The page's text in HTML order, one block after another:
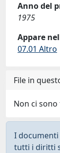
Anno del
1975
Appare
07.01 Altro
File in
Non ci
I
tutti i diritti